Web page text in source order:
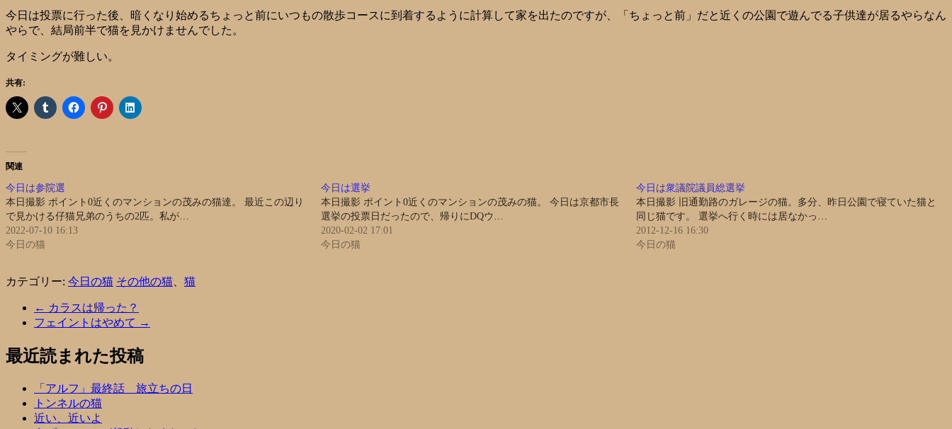
今日は投票に行った後、暗くなり始めるちょっと前にいつもの散歩コースに到着するように計算して家を出たのですが、「ちょっと前」だと近くの公園で遊んでる子供達が居るやらなん
やらで、結局前半で猫を見かけませんでした。
タイミングが難しい。
共有:
関連
今日は参院選
本日撮影 ポイント0近くのマンションの茂みの猫達。 最近この辺り
で見かける仔猫兄弟のうちの2匹。私が…
2022-07-10 16:13
今日の猫
今日は選挙
本日撮影 ポイント0近くのマンションの茂みの猫。 今日は京都市長
選挙の投票日だったので、帰りにDQウ…
2020-02-02 17:01
今日の猫
今日は衆議院議員総選挙
本日撮影 旧通勤路のガレージの猫。多分、昨日公園で寝ていた猫と
同じ猫です。 選挙へ行く時には居なかっ…
2012-12-16 16:30
今日の猫
カテゴリー: 今日の猫 その他の猫 猫
← カラスは帰った？
フェイントはやめて →
最近読まれた投稿
「アルフ」最終話 旅立ちの日
トンネルの猫
近い、近いよ